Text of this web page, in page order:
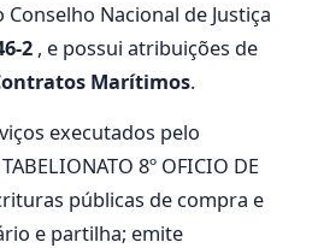
Nacional de Justiça
2 , e possui atribuições de
Marítimos.
executados pelo
8º OFICIO DE
públicas de compra e
e partilha; emite